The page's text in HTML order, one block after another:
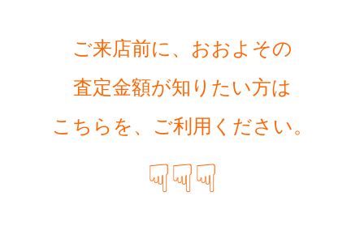
ご来店前に、おおよその
査定金額が知りたい方は
こちらを、ご利用ください。
☟☟☟